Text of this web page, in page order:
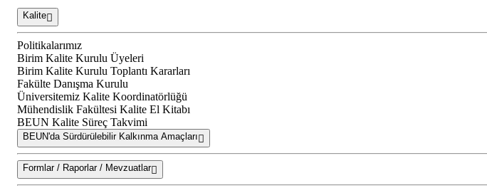
Kalite
Politikalarımız
Birim Kalite Kurulu Üyeleri
Birim Kalite Kurulu Toplantı Kararları
Fakülte Danışma Kurulu
Üniversitemiz Kalite Koordinatörlüğü
Mühendislik Fakültesi Kalite El Kitabı
BEUN Kalite Süreç Takvimi
BEUN'da Sürdürülebilir Kalkınma Amaçları
Formlar / Raporlar / Mevzuatlar